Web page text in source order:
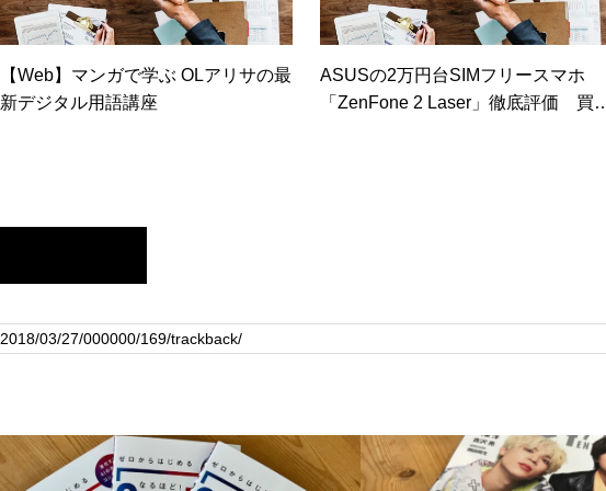
【Web】マンガで学ぶ OLアリサの最
新デジタル用語講座
ASUSの2万円台SIMフリースマホ
「ZenFone 2 Laser」徹底評価 買